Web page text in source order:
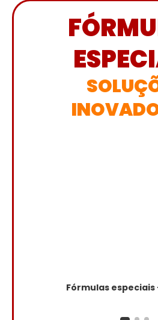
Fórmulas especiais